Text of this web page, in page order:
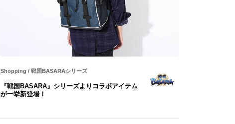
Shopping / 戦国BASARAシリーズ
『戦国BASARA』シリーズよりコラボアイテム
が一挙新登場！